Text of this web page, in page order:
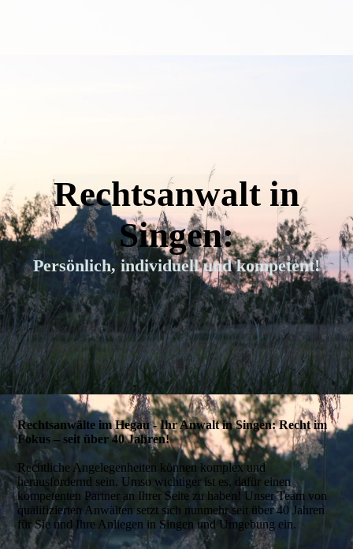
Rechtsanwalt in
Singen:
Persönlich, individuell und kompetent!
Rechtsanwälte im Hegau - Ihr Anwalt in Singen: Recht im
Fokus – seit über 40 Jahren!
Rechtliche Angelegenheiten können komplex und
herausfordernd sein. Umso wichtiger ist es, dafür einen
kompetenten Partner an Ihrer Seite zu haben! Unser Team von
qualifizierten Anwälten setzt sich nunmehr seit über 40 Jahren
für Sie und Ihre Anliegen in Singen und Umgebung ein.